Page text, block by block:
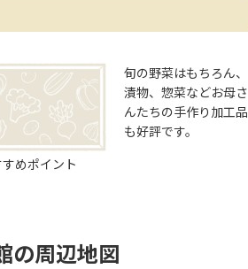
すめポイント
旬の野菜はもちろん、
漬物、惣菜などお母さ
んたちの手作り加工品
も好評です。
の周辺地図